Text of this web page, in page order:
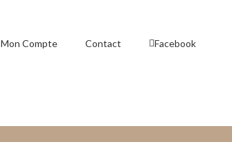
Mon Compte Contact Facebook